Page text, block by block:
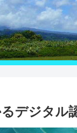
デジタル